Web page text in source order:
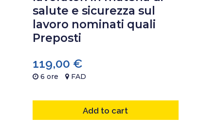
salute e sicurezza sul
lavoro nominati quali
Preposti
119,00 €
6 ore FAD
Add to cart